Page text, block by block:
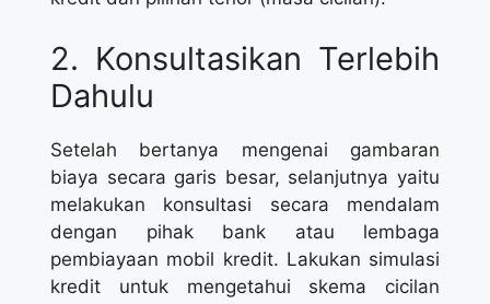
2. Konsultasikan Terlebih
Dahulu
Setelah bertanya mengenai gambaran
biaya secara garis besar, selanjutnya yaitu
melakukan konsultasi secara mendalam
dengan pihak bank atau lembaga
pembiayaan mobil kredit. Lakukan simulasi
kredit untuk mengetahui skema cicilan